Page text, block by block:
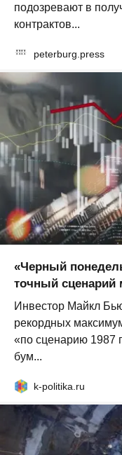
подозревают в
контрактов...
peterburg.press
«Черный
точный сценарий
Инвестор Майкл
рекордных
«по сценарию 1987
бум...
k-politika.ru